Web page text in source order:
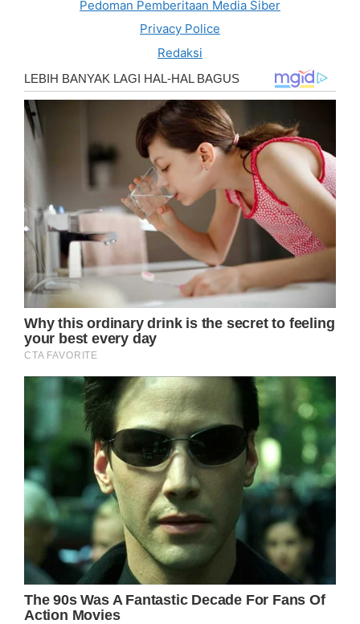
Pedoman Pemberitaan Media Siber
Privacy Police
Redaksi